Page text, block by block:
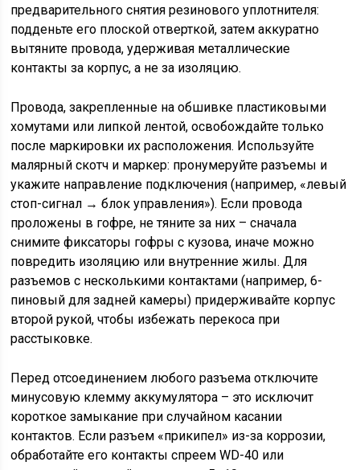
предварительного снятия резинового уплотнителя:
подденьте его плоской отверткой, затем аккуратно
вытяните провода, удерживая металлические
контакты за корпус, а не за изоляцию.
Провода, закрепленные на обшивке пластиковыми
хомутами или липкой лентой, освобождайте только
после маркировки их расположения. Используйте
малярный скотч и маркер: пронумеруйте разъемы и
укажите направление подключения (например, «левый
стоп-сигнал → блок управления»). Если провода
проложены в гофре, не тяните за них – сначала
снимите фиксаторы гофры с кузова, иначе можно
повредить изоляцию или внутренние жилы. Для
разъемов с несколькими контактами (например, 6-
пиновый для задней камеры) придерживайте корпус
второй рукой, чтобы избежать перекоса при
расстыковке.
Перед отсоединением любого разъема отключите
минусовую клемму аккумулятора – это исключит
короткое замыкание при случайном касании
контактов. Если разъем «прикипел» из-за коррозии,
обработайте его контакты спреем WD-40 или